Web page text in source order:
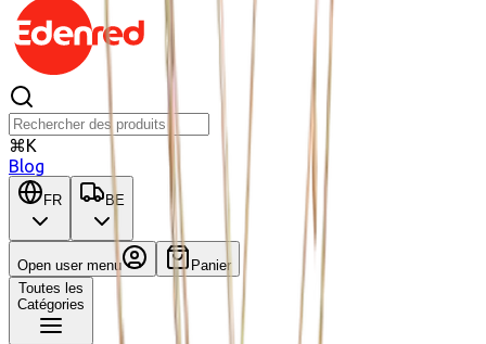
⌘K
Blog
FR BE
Open user menu
Panier
Toutes les
Catégories